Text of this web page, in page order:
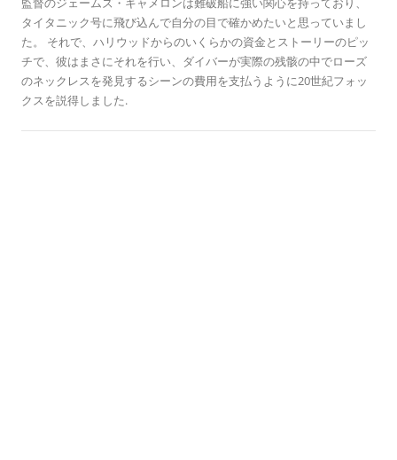
タイタニック号に飛び込んで自分の目で確かめたいと思っていまし
た。 それで、ハリウッドからのいくらかの資金とストーリーのピッ
チで、彼はまさにそれを行い、ダイバーが実際の残骸の中でローズ
のネックレスを発見するシーンの費用を支払うように20世紀フォッ
クスを説得しました.